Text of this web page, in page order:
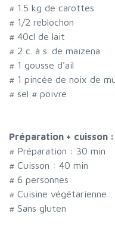
# 1.5 kg de carottes
# 1/2 reblochon
# 40cl de lait
# 2 c. à s. de maïzena
# 1 gousse d'ail
# 1 pincée de noix de
# sel # poivre
Préparation + cuisson :
# Préparation : 30 min
# Cuisson : 40 min
# 6 personnes
# Cuisine végétarienne
# Sans gluten